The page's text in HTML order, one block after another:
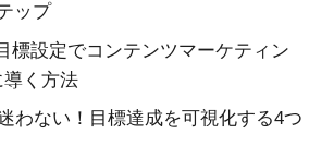
ップ
標設定でコンテンツマーケティン
導く方法
わない！目標達成を可視化する4つ